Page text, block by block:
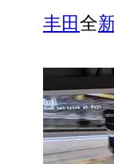
丰田全